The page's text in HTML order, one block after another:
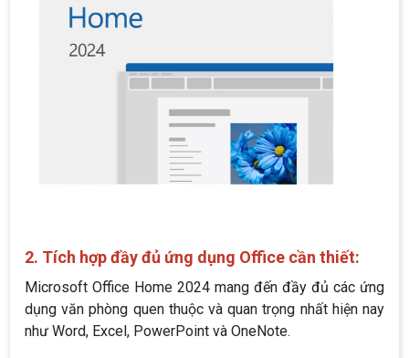
2. Tích hợp đầy đủ ứng dụng Office cần thiết:
Microsoft Office Home 2024 mang đến đầy đủ các ứng
dụng văn phòng quen thuộc và quan trọng nhất hiện nay
như Word, Excel, PowerPoint và OneNote.